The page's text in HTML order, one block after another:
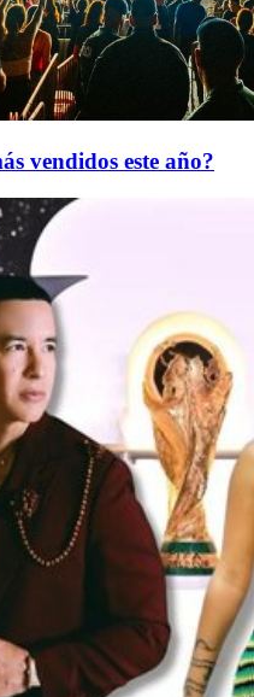
vendidos este año?